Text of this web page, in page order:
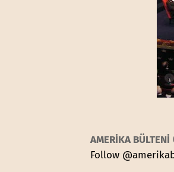
AMERİKA BÜLTENİ
Follow